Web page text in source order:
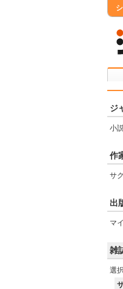
ジ
小
作
サ
出
マ
雑
選